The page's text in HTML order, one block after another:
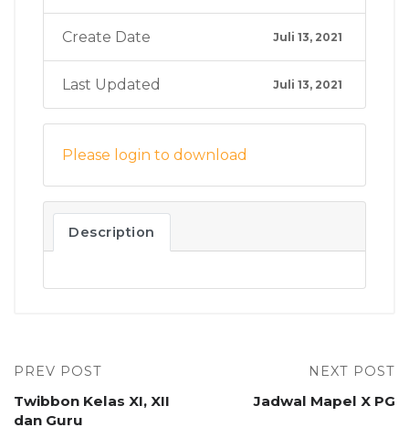
Create Date Juli 13, 2021
Last Updated Juli 13, 2021
Please login to download
Description
PREV POST
Twibbon Kelas XI, XII
dan Guru
NEXT POST
Jadwal Mapel X PG